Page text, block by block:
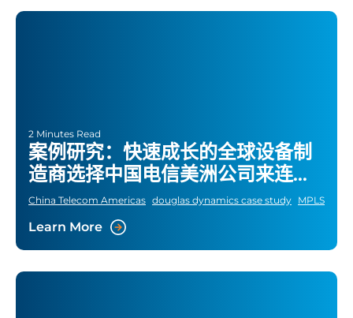
2 Minutes Read
案例研究：快速成长的全球设备制
造商选择中国电信美洲公司来连接
其在全球的所有分支机构
China Telecom Americas douglas dynamics case study MPLS
Learn More